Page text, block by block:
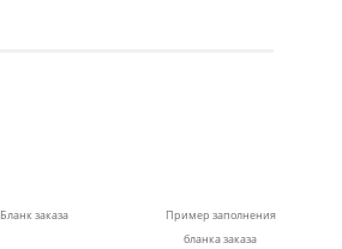
Бланк заказа
Пример заполнения
бланка заказа